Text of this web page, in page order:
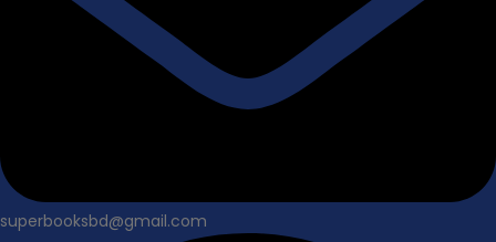
superbooksbd@gmail.com